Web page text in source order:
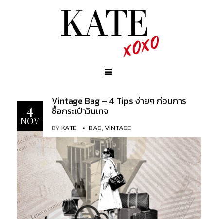
4
NOV
Vintage Bag – 4 Tips ง่ายๆ ก่อนการ
ซื้อกระเป๋าวินเทจ
BYKATE BAG, VINTAGE